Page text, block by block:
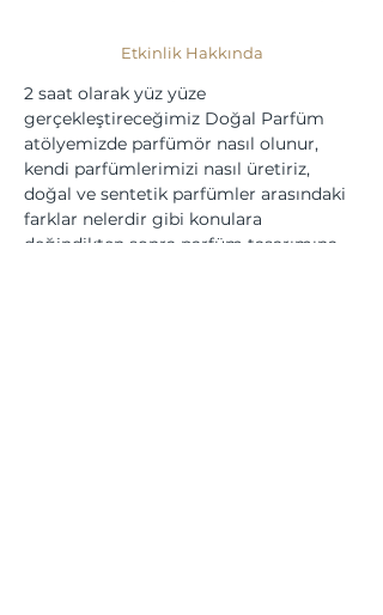
Etkinlik Hakkında
2 saat olarak yüz yüze
gerçekleştireceğimiz Doğal Parfüm
atölyemizde parfümör nasıl olunur,
kendi parfümlerimizi nasıl üretiriz,
doğal ve sentetik parfümler arasındaki
farklar nelerdir gibi konulara
değindikten sonra parfüm tasarımına